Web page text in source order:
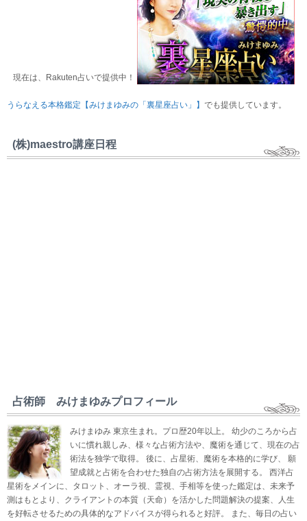
現在は、Rakuten占いで提供中！
うらなえる本格鑑定【みけまゆみの「裏星座占い」】 でも提供しています。
(株)maestro講座日程
占術師 みけまゆみプロフィール
みけまゆみ 東京生まれ。プロ歴20年以上。 幼少のころから占
いに慣れ親しみ、様々な占術方法や、魔術を通じて、現在の占
術法を独学で取得。 後に、占星術、魔術を本格的に学び、 願
望成就と占術を合わせた独自の占術方法を展開する。 西洋占
星術をメインに、タロット、オーラ視、霊視、手相等を使った鑑定は、未来予
測はもとより、クライアントの本質（天命）を活かした問題解決の提案、人生
を好転させるための具体的なアドバイスが得られると好評。 また、毎日の占い